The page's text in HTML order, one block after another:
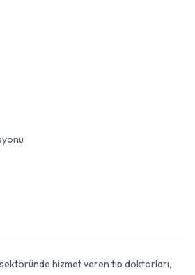
hizmet veren tıp doktorları,